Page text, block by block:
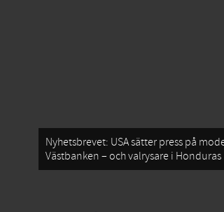
Nyhetsbrevet: USA sätter press på
Västbanken – och valrysare i Honduras